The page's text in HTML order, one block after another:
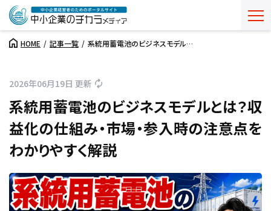
HOME 記事一覧 系統用蓄電池のビジネスモデル…
2026年06月19日 更新
系統用蓄電池のビジネスモデルとは？収
益化の仕組み・市場・参入時の注意点を
わかりやすく解説